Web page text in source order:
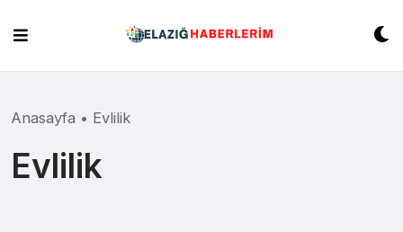
content
Anasayfa • Evlilik
Evlilik